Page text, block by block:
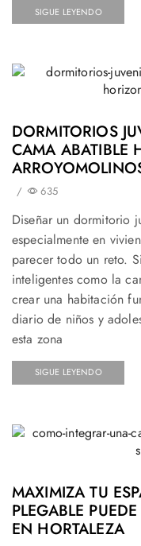
SIGUE LEYENDO
DORMITORIOS
CAMA ABATIBLE
/ 635
Diseñar un dormitorio
especialmente en
parecer todo un reto.
inteligentes como la
crear una habitación
diario de niños y
esta zona
SIGUE LEYENDO
MAXIMIZA TU
PLEGABLE
EN HORTALEZA